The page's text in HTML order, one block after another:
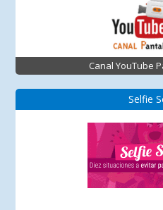
Canal YouTube
Selfie